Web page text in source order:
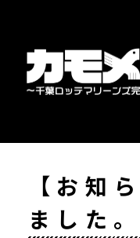
【お知
ました。